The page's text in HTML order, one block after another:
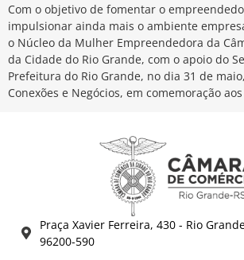
Com o objetivo de fomentar o
impulsionar ainda mais o ambiente
o Núcleo da Mulher Empreendedora da
da Cidade do Rio Grande, com o apoio do
Prefeitura do Rio Grande, no dia 31 de
Conexões e Negócios, em comemoração
Praça Xavier Ferreira, 430 - Rio
96200-590